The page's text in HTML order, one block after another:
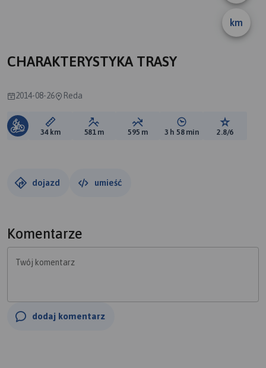
km
CHARAKTERYSTYKA TRASY
2014-08-26 Reda
Długość trasy:
34 km Suma przewyższeń:
581 m Suma spadków:
595 m Średni czas potrzebny
3 h 58 min Ocena
2.8/6
dojazd umieść
Komentarze
Twój komentarz
dodaj komentarz